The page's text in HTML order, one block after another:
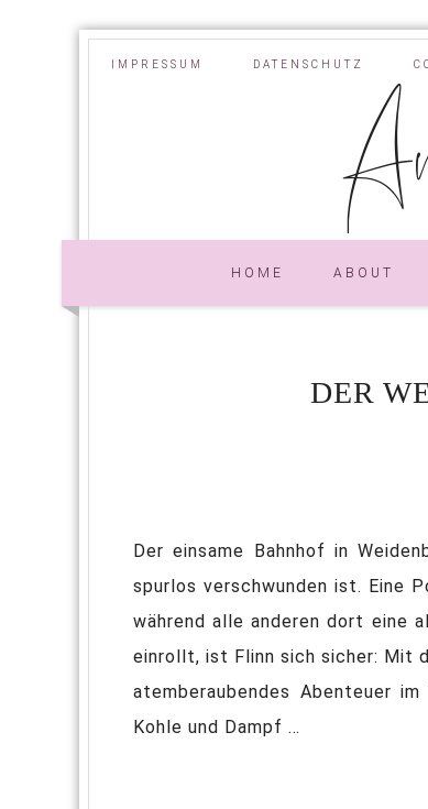
IMPRESSUM DATENSCHUTZ
HOME ABOUT
DER
Der einsame Bahnhof in
spurlos verschwunden ist. Eine
während alle anderen dort eine
einrollt, ist Flinn sich sicher: Mit
atemberaubendes Abenteuer
Kohle und Dampf …